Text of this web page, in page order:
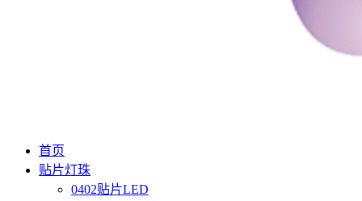
首页
贴片灯珠
0402贴片LED